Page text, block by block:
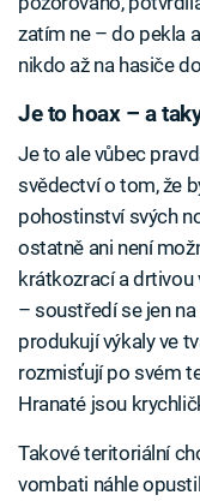
zatím ne – do pekla
nikdo až na hasiče
Je to hoax – a
Je to ale vůbec
svědectví o tom, že
pohostinství svých
ostatně ani není
krátkozrací a drtivou
– soustředí se jen
produkují výkaly ve
rozmisťují po svém
Hranaté jsou
Takové teritoriální
vombati náhle